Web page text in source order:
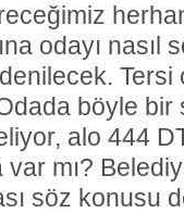
odayı nasıl
böyle
alo 444
mı?
söz konusu